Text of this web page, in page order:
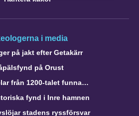
i media
på jakt efter Getakärr
på Orust
från 1200-talet funna…
fynd i Inre hamnen
stadens ryssförsvar